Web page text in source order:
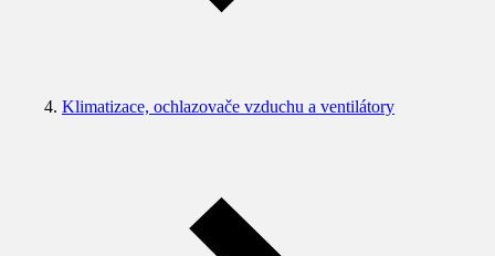
Klimatizace, ochlazovače vzduchu a ventilátory